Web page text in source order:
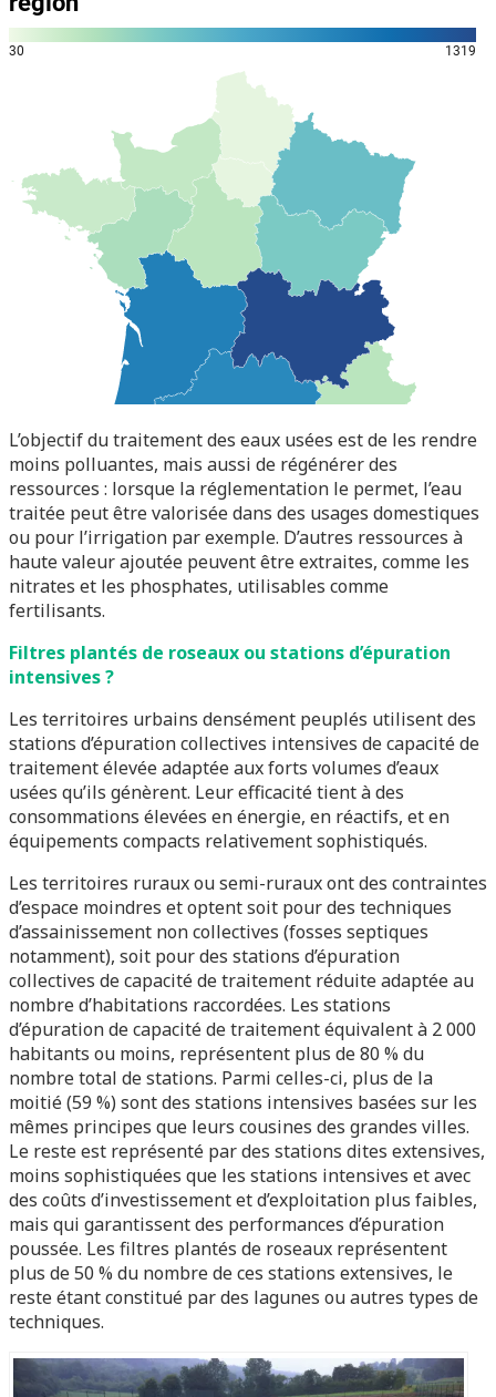
L’objectif du traitement des eaux usées est de les rendre
moins polluantes, mais aussi de régénérer des
ressources : lorsque la réglementation le permet, l’eau
traitée peut être valorisée dans des usages domestiques
ou pour l’irrigation par exemple. D’autres ressources à
haute valeur ajoutée peuvent être extraites, comme les
nitrates et les phosphates, utilisables comme
fertilisants.
Filtres plantés de roseaux ou stations d’épuration
intensives ?
Les territoires urbains densément peuplés utilisent des
stations d’épuration collectives intensives de capacité de
traitement élevée adaptée aux forts volumes d’eaux
usées qu’ils génèrent. Leur efficacité tient à des
consommations élevées en énergie, en réactifs, et en
équipements compacts relativement sophistiqués.
Les territoires ruraux ou semi-ruraux ont des contraintes
d’espace moindres et optent soit pour des techniques
d’assainissement non collectives (fosses septiques
notamment), soit pour des stations d’épuration
collectives de capacité de traitement réduite adaptée au
nombre d’habitations raccordées. Les stations
d’épuration de capacité de traitement équivalent à 2 000
habitants ou moins, représentent plus de 80 % du
nombre total de stations. Parmi celles-ci, plus de la
moitié (59 %) sont des stations intensives basées sur les
mêmes principes que leurs cousines des grandes villes.
Le reste est représenté par des stations dites extensives,
moins sophistiquées que les stations intensives et avec
des coûts d’investissement et d’exploitation plus faibles,
mais qui garantissent des performances d’épuration
poussée. Les filtres plantés de roseaux représentent
plus de 50 % du nombre de ces stations extensives, le
reste étant constitué par des lagunes ou autres types de
techniques.